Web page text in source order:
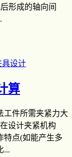
形成的轴向间
具设计
算
工件所需夹紧力大
设计夹紧机构
特点(如能产生多
...